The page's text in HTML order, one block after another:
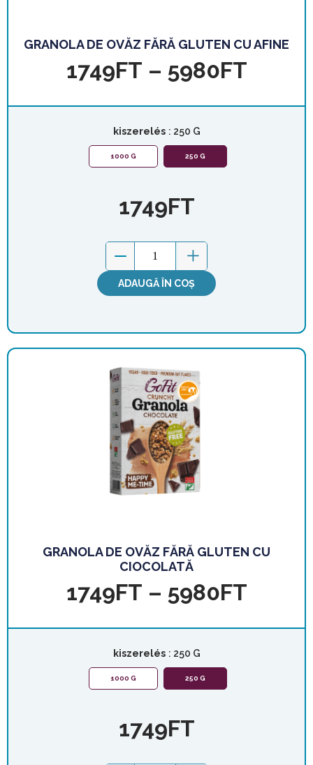
GRANOLA DE OVĂZ FĂRĂ GLUTEN CU AFINE
1749FT – 5980FT
kiszerelés : 250 G
1000 G 250 G
1749FT
ADAUGĂ ÎN COȘ
GRANOLA DE OVĂZ FĂRĂ GLUTEN CU
CIOCOLATĂ
1749FT – 5980FT
kiszerelés : 250 G
1000 G 250 G
1749FT